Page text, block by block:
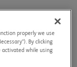
asociada
o signo
resultado
properly we use
By clicking
activated while using